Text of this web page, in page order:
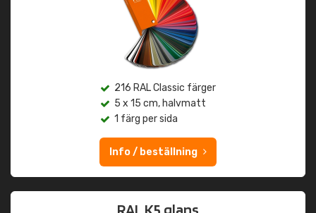
216 RAL Classic färger
5 x 15 cm, halvmatt
1 färg per sida
Info / beställning